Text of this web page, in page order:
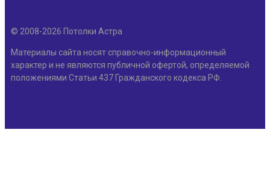
© 2008-2026 Потолки Астра
Материалы сайта носят справочно-информационный
характер и не являются публичной офертой, определяемой
положениями Статьи 437 Гражданского кодекса РФ.